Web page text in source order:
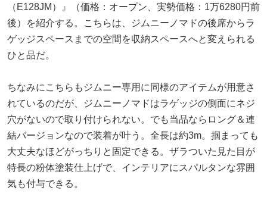
（E128JM）』（価格：オープン、実勢価格：1万6280円前
後）を紹介する。こちらは、ジムニーノマドの後席からラ
ゲッジスペースまでの空間を収納スペースへと変えられる
ひと品だ。
ちなみにこちらもジムニー専用に同様のアイテムが用意さ
れているのだが、ジムニーノマドはラゲッジの側面にネジ
穴がないので取り付けられない。でも当品ならロング＆連
結バージョンなので装着が叶う。全長は約3m。掴まっても
大丈夫なほどがっちりと固定できる。ザラついた見た目が
特長の粉体塗装仕上げで、インテリアにスパルタンな雰囲
気も付与できる。